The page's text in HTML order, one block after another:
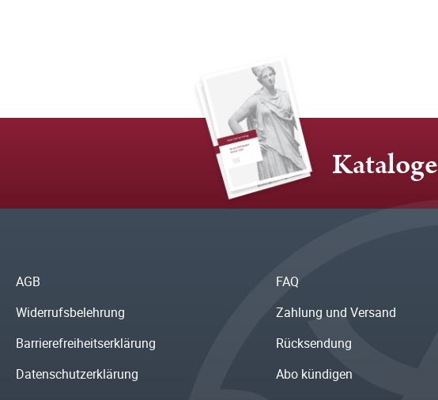
Kataloge
AGB
Widerrufsbelehrung
Barrierefreiheitserklärung
Datenschutzerklärung
FAQ
Zahlung und Versand
Rücksendung
Abo kündigen